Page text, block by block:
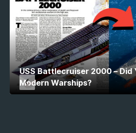
USS Battlecruiser 2000 – Did
Modern Warships?